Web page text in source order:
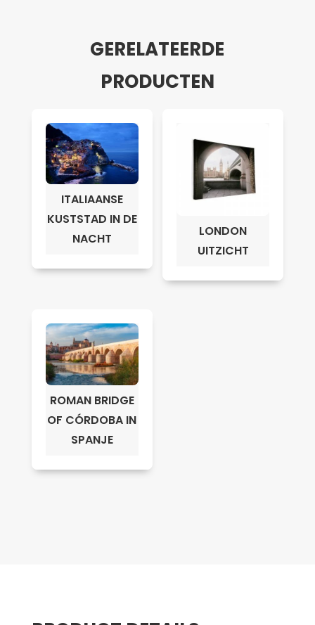
GERELATEERDE
PRODUCTEN
ITALIAANSE
KUSTSTAD IN DE
NACHT
LONDON
UITZICHT
ROMAN BRIDGE
OF CÓRDOBA IN
SPANJE